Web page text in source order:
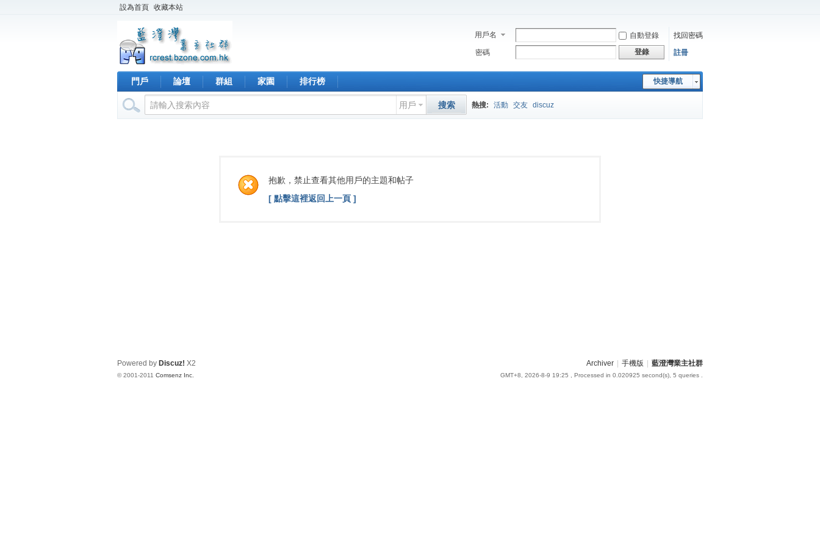
設為首頁 收藏本站
用戶名 自動登錄
找回密碼
密碼
登錄 註冊
快捷導航
門戶 論壇 群組 家園 排行榜
用戶 搜索 熱搜: 活動 交友 discuz
抱歉，禁止查看其他用戶的主題和帖子
[ 點擊這裡返回上一頁 ]
Archiver 手機版 藍澄灣業主社群
GMT+8, 2026-8-9 19:25 , Processed in 0.020925 second(s), 5 queries .
Powered by Discuz! X2
© 2001-2011 Comsenz Inc.